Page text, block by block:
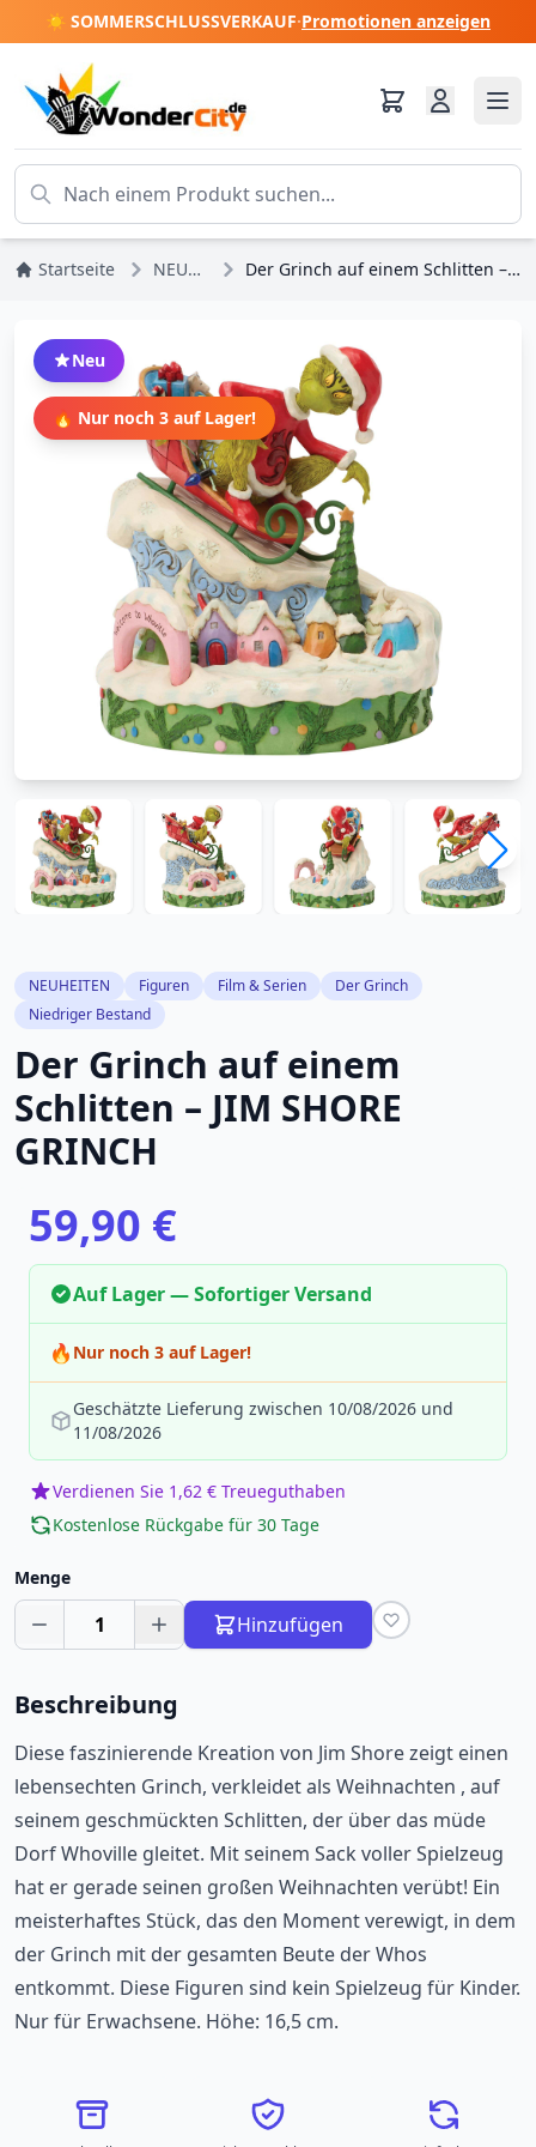
☀️ SOMMERSCHLUSSVERKAUF·Promotionen anzeigen
Startseite NEUHEITEN Der Grinch auf einem Schlitten – JIM SHORE GRINCH
Neu
🔥 Nur noch 3 auf Lager!
NEUHEITEN Figuren Film & Serien
Der Grinch
Niedriger Bestand
Der Grinch auf einem
Schlitten – JIM SHORE
GRINCH
59,90 €
Auf Lager — Sofortiger Versand
🔥 Nur noch 3 auf Lager!
Geschätzte Lieferung zwischen 10/08/2026 und
11/08/2026
Verdienen Sie 1,62 € Treueguthaben
Kostenlose Rückgabe für 30 Tage
Menge
1 Hinzufügen
Beschreibung
Diese faszinierende Kreation von Jim Shore zeigt einen
lebensechten Grinch, verkleidet als Weihnachten , auf
seinem geschmückten Schlitten, der über das müde
Dorf Whoville gleitet. Mit seinem Sack voller Spielzeug
hat er gerade seinen großen Weihnachten verübt! Ein
meisterhaftes Stück, das den Moment verewigt, in dem
der Grinch mit der gesamten Beute der Whos
entkommt. Diese Figuren sind kein Spielzeug für Kinder.
Nur für Erwachsene. Höhe: 16,5 cm.